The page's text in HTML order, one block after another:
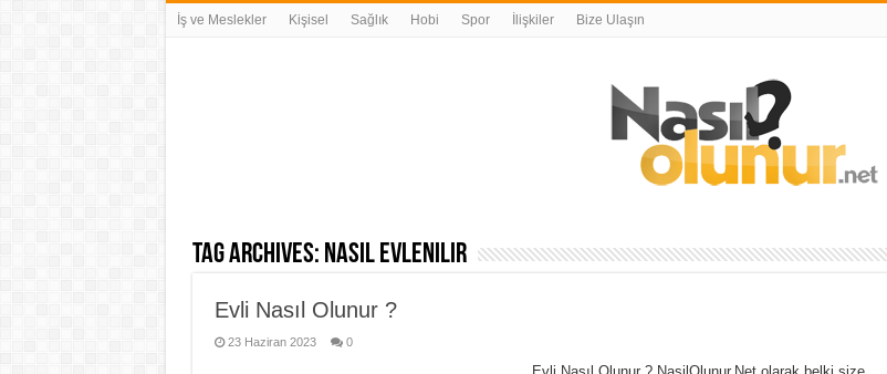
İş ve Meslekler Kişisel Sağlık Hobi Spor İlişkiler Bize Ulaşın
Tag Archives: nasıl evlenilir
Evli Nasıl Olunur ?
23 Haziran 2023 0